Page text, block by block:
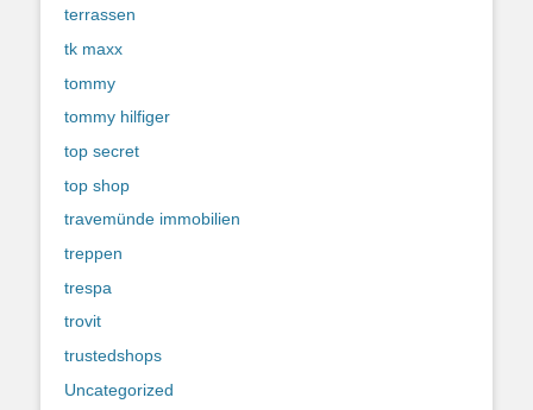
terrassen
tk maxx
tommy
tommy hilfiger
top secret
top shop
travemünde immobilien
treppen
trespa
trovit
trustedshops
Uncategorized